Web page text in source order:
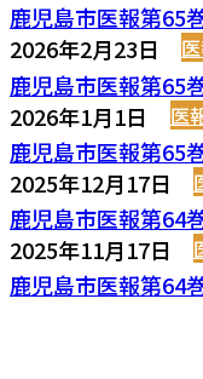
鹿児島市医報第65
2026年2月23日
鹿児島市医報第65
2026年1月1日
医
鹿児島市医報第65
2025年12月17日
鹿児島市医報第64
2025年11月17日
鹿児島市医報第64